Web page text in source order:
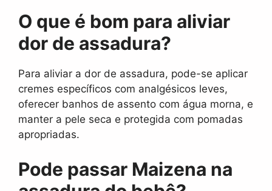
O que é bom para aliviar
dor de assadura?
Para aliviar a dor de assadura, pode-se aplicar
cremes específicos com analgésicos leves,
oferecer banhos de assento com água morna, e
manter a pele seca e protegida com pomadas
apropriadas.
Pode passar Maizena na